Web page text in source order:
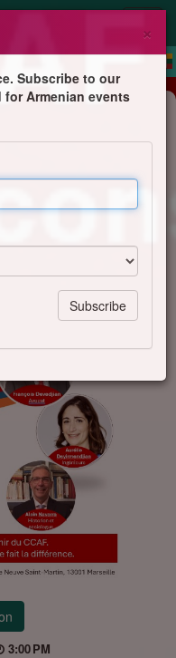
de
3:00 PM
×
Subscribe to our
Armenian events